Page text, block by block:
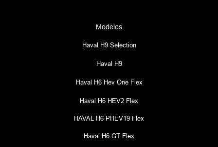
Modelos
Haval H9 Selection
Haval H9
Haval H6 Hev One Flex
Haval H6 HEV2 Flex
HAVAL H6 PHEV19 Flex
Haval H6 GT Flex